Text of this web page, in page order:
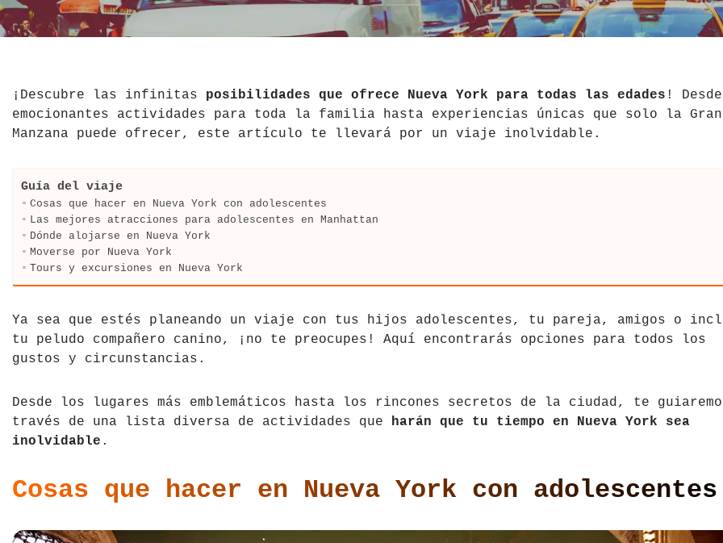
El Salvador
Hawái
México
Paraguay
Perú
República Dominicana
Jordania
La India
Madagascar
Maldivas
Mongolia
Nepal
Tailandia
Vietnam
Croacia
Escocia
Eslovenia
Finlandia
Francia
Grecia
Inglaterra
Islandia
Letonia
Liechtenstein
¡Descubre las infinitas posibilidades que ofrece Nueva York para todas las edades ! Desde
emocionantes actividades para toda la familia hasta experiencias únicas que solo la Gran
Manzana puede ofrecer, este artículo te llevará por un viaje inolvidable.
Guía del viaje
Cosas que hacer en Nueva York con adolescentes
Las mejores atracciones para adolescentes en Manhattan
Dónde alojarse en Nueva York
Moverse por Nueva York
Tours y excursiones en Nueva York
Ya sea que estés planeando un viaje con tus hijos adolescentes, tu pareja, amigos o
tu peludo compañero canino, ¡no te preocupes! Aquí encontrarás opciones para todos los
gustos y circunstancias.
Desde los lugares más emblemáticos hasta los rincones secretos de la ciudad, te
través de una lista diversa de actividades que harán que tu tiempo en Nueva York sea
inolvidable .
Cosas que hacer en Nueva York con adolescentes